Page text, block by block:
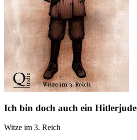
Ich bin doch auch ein Hitlerjude
Witze im 3. Reich